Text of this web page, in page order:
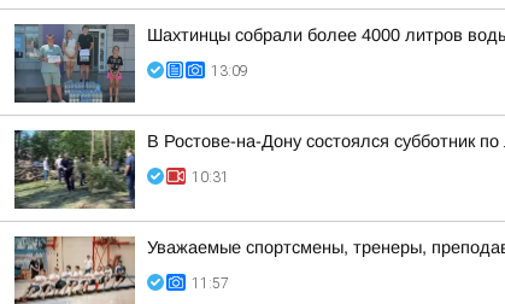
Шахтинцы собрали более 4000 литров
13:09
В Ростове-на-Дону состоялся субботник
10:31
Уважаемые спортсмены, тренеры,
11:57